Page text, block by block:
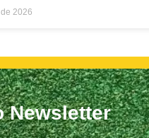
2026
Newsletter